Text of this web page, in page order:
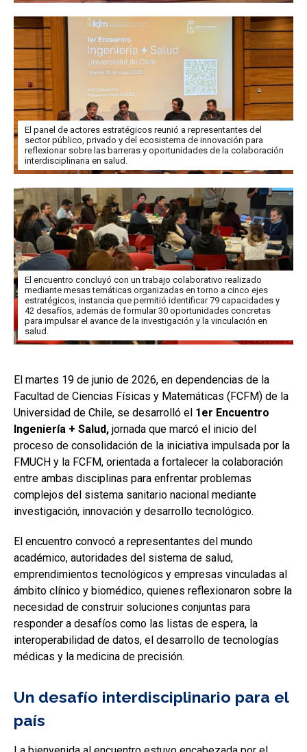
El panel de actores estratégicos reunió a representantes del
sector público, privado y del ecosistema de innovación para
reflexionar sobre las barreras y oportunidades de la colaboración
interdisciplinaria en salud.
El encuentro concluyó con un trabajo colaborativo realizado
mediante mesas temáticas organizadas en torno a cinco ejes
estratégicos, instancia que permitió identificar 79 capacidades y
42 desafíos, además de formular 30 oportunidades concretas
para impulsar el avance de la investigación y la vinculación en
salud.
El martes 19 de junio de 2026, en dependencias de la
Facultad de Ciencias Físicas y Matemáticas (FCFM) de la
Universidad de Chile, se desarrolló el 1er Encuentro
Ingeniería + Salud, jornada que marcó el inicio del
proceso de consolidación de la iniciativa impulsada por la
FMUCH y la FCFM, orientada a fortalecer la colaboración
entre ambas disciplinas para enfrentar problemas
complejos del sistema sanitario nacional mediante
investigación, innovación y desarrollo tecnológico.
El encuentro convocó a representantes del mundo
académico, autoridades del sistema de salud,
emprendimientos tecnológicos y empresas vinculadas al
ámbito clínico y biomédico, quienes reflexionaron sobre la
necesidad de construir soluciones conjuntas para
responder a desafíos como las listas de espera, la
interoperabilidad de datos, el desarrollo de tecnologías
médicas y la medicina de precisión.
Un desafío interdisciplinario para el
país